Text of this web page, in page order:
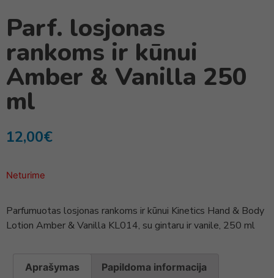
Parf. losjonas
rankoms ir kūnui
Amber & Vanilla 250
ml
12,00€
Neturime
Parfumuotas losjonas rankoms ir kūnui Kinetics Hand & Body
Lotion Amber & Vanilla KL014, su gintaru ir vanile, 250 ml
Aprašymas Papildoma informacija